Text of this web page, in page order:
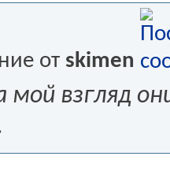
от skimen
мой взгляд